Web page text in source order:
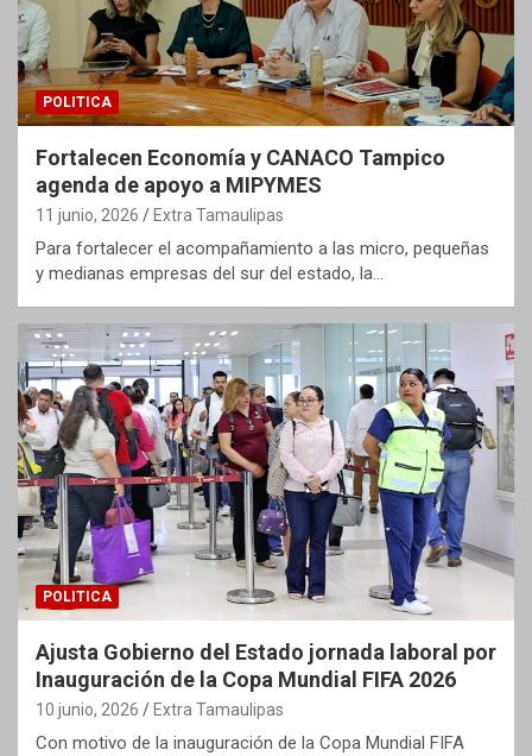
POLITICA
Fortalecen Economía y CANACO Tampico
agenda de apoyo a MIPYMES
11 junio, 2026 Extra Tamaulipas
Para fortalecer el acompañamiento a las micro, pequeñas
y medianas empresas del sur del estado, la…
POLITICA
Ajusta Gobierno del Estado jornada laboral por
Inauguración de la Copa Mundial FIFA 2026
10 junio, 2026 Extra Tamaulipas
Con motivo de la inauguración de la Copa Mundial FIFA